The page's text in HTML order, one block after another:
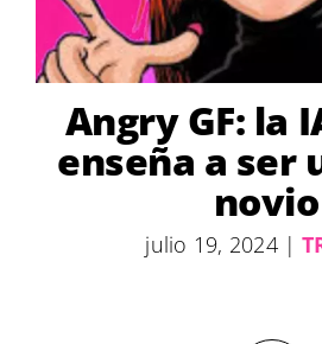
Angry GF: la
enseña a ser
novio
julio 19, 2024 |